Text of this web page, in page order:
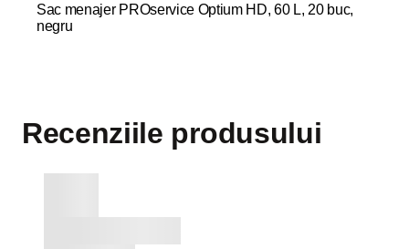
Sac menajer PROservice Optium HD, 60 L, 20 buc,
negru
Recenziile produsului